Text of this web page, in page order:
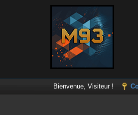
Bienvenue, Visiteur !